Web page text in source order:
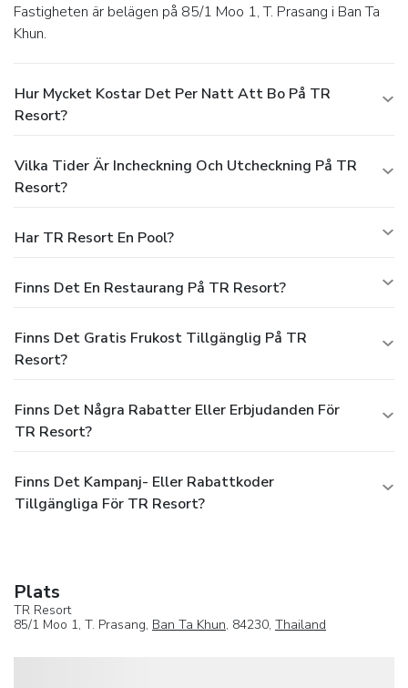
Fastigheten är belägen på 85/1 Moo 1, T. Prasang i Ban Ta
Khun.
Hur Mycket Kostar Det Per Natt Att Bo På TR
Resort?
Vilka Tider Är Incheckning Och Utcheckning På TR
Resort?
Har TR Resort En Pool?
Finns Det En Restaurang På TR Resort?
Finns Det Gratis Frukost Tillgänglig På TR
Resort?
Finns Det Några Rabatter Eller Erbjudanden För
TR Resort?
Finns Det Kampanj- Eller Rabattkoder
Tillgängliga För TR Resort?
Plats
TR Resort
85/1 Moo 1, T. Prasang, Ban Ta Khun, 84230, Thailand